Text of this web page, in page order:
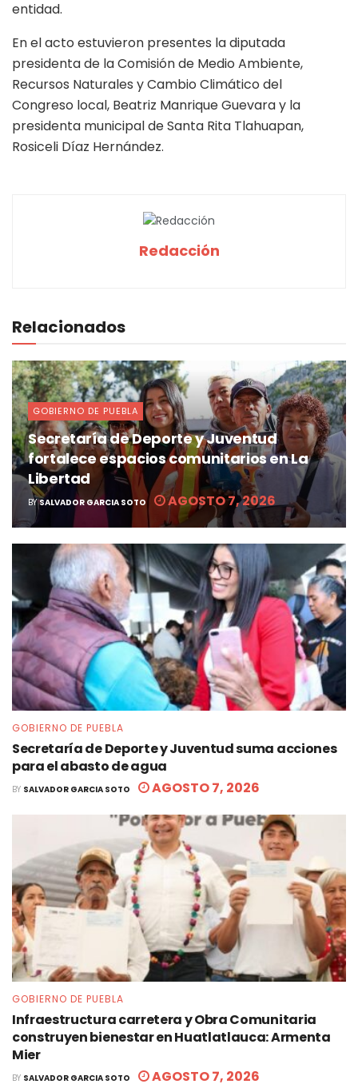
entidad.
En el acto estuvieron presentes la diputada
presidenta de la Comisión de Medio Ambiente,
Recursos Naturales y Cambio Climático del
Congreso local, Beatriz Manrique Guevara y la
presidenta municipal de Santa Rita Tlahuapan,
Rosiceli Díaz Hernández.
Redacción
Relacionados
GOBIERNO DE PUEBLA
Secretaría de Deporte y Juventud
fortalece espacios comunitarios en La
Libertad
BY SALVADOR GARCIA SOTO AGOSTO 7, 2026
GOBIERNO DE PUEBLA
Secretaría de Deporte y Juventud suma acciones
para el abasto de agua
BY SALVADOR GARCIA SOTO AGOSTO 7, 2026
GOBIERNO DE PUEBLA
Infraestructura carretera y Obra Comunitaria
construyen bienestar en Huatlatlauca: Armenta
Mier
BY SALVADOR GARCIA SOTO AGOSTO 7, 2026